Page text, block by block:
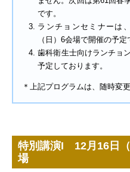
です。
ランチョンセミナーは
（日）6会場で開催の予定
歯科衛生士向けランチョ
予定しております。
＊上記プログラムは、随時変
特別講演I 12月16日
場